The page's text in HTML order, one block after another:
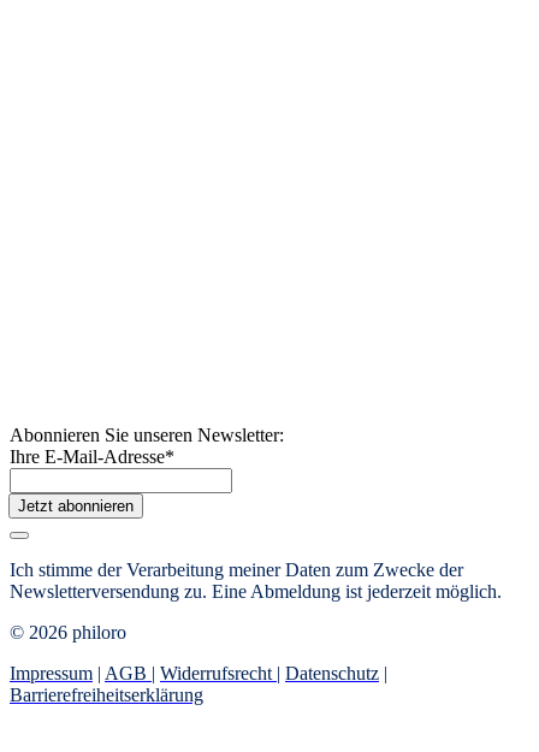
Abonnieren Sie unseren Newsletter:
Ihre E-Mail-Adresse*
Jetzt abonnieren
Ich stimme der Verarbeitung meiner Daten zum Zwecke der
Newsletterversendung zu. Eine Abmeldung ist jederzeit möglich.
© 2026 philoro
Impressum | AGB | Widerrufsrecht | Datenschutz |
Barrierefreiheitserklärung